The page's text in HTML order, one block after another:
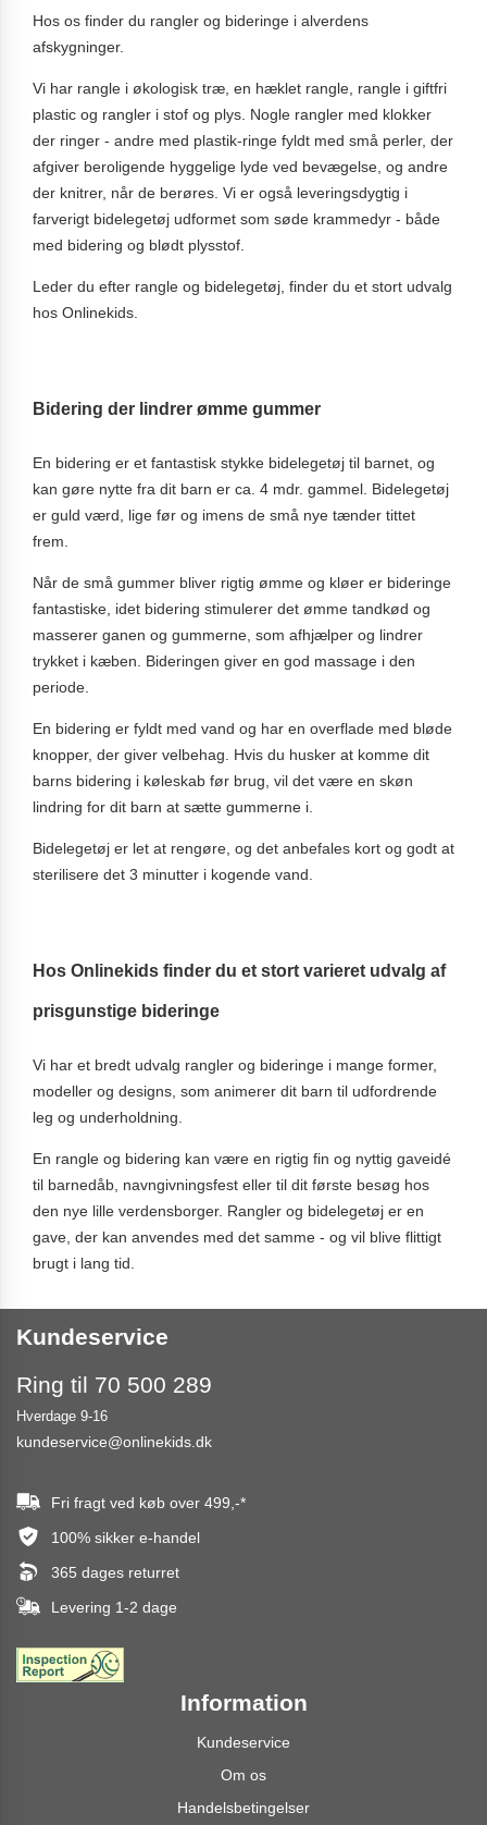
Hos os finder du rangler og bideringe i alverdens
afskygninger.
Vi har rangle i økologisk træ, en hæklet rangle, rangle i giftfri
plastic og rangler i stof og plys. Nogle rangler med klokker
der ringer - andre med plastik-ringe fyldt med små perler, der
afgiver beroligende hyggelige lyde ved bevægelse, og andre
der knitrer, når de berøres. Vi er også leveringsdygtig i
farverigt bidelegetøj udformet som søde krammedyr - både
med bidering og blødt plysstof.
Leder du efter rangle og bidelegetøj, finder du et stort udvalg
hos Onlinekids.
Bidering der lindrer ømme gummer
En bidering er et fantastisk stykke bidelegetøj til barnet, og
kan gøre nytte fra dit barn er ca. 4 mdr. gammel. Bidelegetøj
er guld værd, lige før og imens de små nye tænder tittet
frem.
Når de små gummer bliver rigtig ømme og kløer er bideringe
fantastiske, idet bidering stimulerer det ømme tandkød og
masserer ganen og gummerne, som afhjælper og lindrer
trykket i kæben. Bideringen giver en god massage i den
periode.
En bidering er fyldt med vand og har en overflade med bløde
knopper, der giver velbehag. Hvis du husker at komme dit
barns bidering i køleskab før brug, vil det være en skøn
lindring for dit barn at sætte gummerne i.
Bidelegetøj er let at rengøre, og det anbefales kort og godt at
sterilisere det 3 minutter i kogende vand.
Hos Onlinekids finder du et stort varieret udvalg af
prisgunstige bideringe
Vi har et bredt udvalg rangler og bideringe i mange former,
modeller og designs, som animerer dit barn til udfordrende
leg og underholdning.
En rangle og bidering kan være en rigtig fin og nyttig gaveidé
til barnedåb, navngivningsfest eller til dit første besøg hos
den nye lille verdensborger. Rangler og bidelegetøj er en
gave, der kan anvendes med det samme - og vil blive flittigt
brugt i lang tid.
Kundeservice
Ring til 70 500 289
Hverdage 9-16
kundeservice@onlinekids.dk
Fri fragt ved køb over 499,-*
100% sikker e-handel
365 dages returret
Levering 1-2 dage
Information
Kundeservice
Om os
Handelsbetingelser